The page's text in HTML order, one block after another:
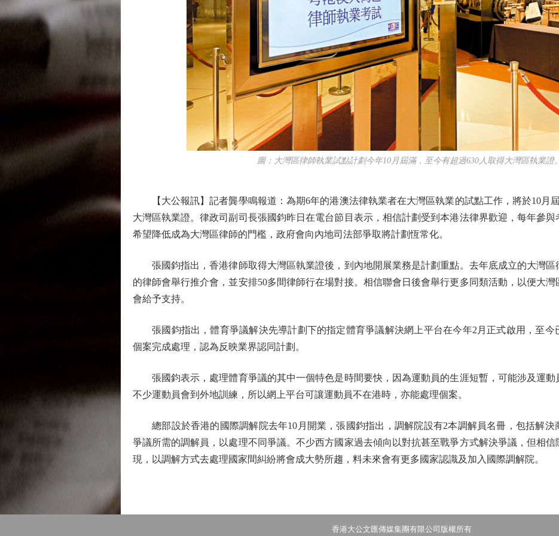
圖：大灣區律師執業試點計劃今年10月屆滿，至今有超過630人取得大灣區執業證。
【大公報訊】記者龔學鳴報道：為期6年的港澳法律執業者在大灣區執業的試點工作，將於10月
大灣區執業證。律政司副司長張國鈞昨日在電台節目表示，相信計劃受到本港法律界歡迎，每年參
希望降低成為大灣區律師的門檻，政府會向內地司法部爭取將計劃恆常化。
張國鈞指出，香港律師取得大灣區執業證後，到內地開展業務是計劃重點。去年底成立的大灣區
的律師會舉行推介會，並安排50多間律師行在場對接。相信聯會日後會舉行更多同類活動，以便大
會給予支持。
張國鈞指出，體育爭議解決先導計劃下的指定體育爭議解決網上平台在今年2月正式啟用，至今
個案完成處理，認為反映業界認同計劃。
張國鈞表示，處理體育爭議的其中一個特色是時間要快，因為運動員的生涯短暫，可能涉及運動
不少運動員會到外地訓練，所以網上平台可讓運動員不在港時，亦能處理個案。
總部設於香港的國際調解院去年10月開業，張國鈞指出，調解院設有2本調解員名冊，包括解決
爭議所需的調解員，以處理不同爭議。不少西方國家過去傾向以對抗甚至戰爭方式解決爭議，但相信
現，以調解方式去處理國家間糾紛將會成大勢所趨，料未來會有更多國家認識及加入國際調解院。
香港大公文匯傳媒集團有限公司版權所有